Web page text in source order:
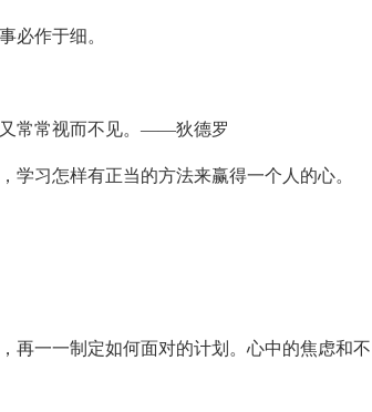
必作于细。
又常常视而不见。——狄德罗
学习怎样有正当的方法来赢得一个人的心。
再一一制定如何面对的计划。心中的焦虑和不